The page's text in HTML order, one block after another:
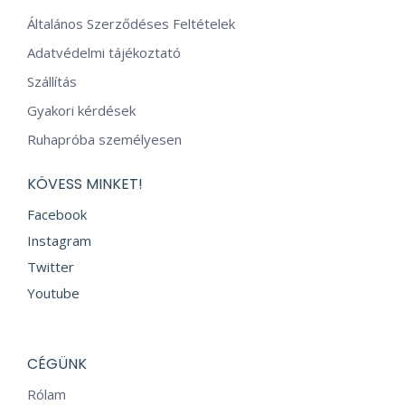
Általános Szerződéses Feltételek
Adatvédelmi tájékoztató
Szállítás
Gyakori kérdések
Ruhapróba személyesen
KÖVESS MINKET!
Facebook
Instagram
Twitter
Youtube
CÉGÜNK
Rólam